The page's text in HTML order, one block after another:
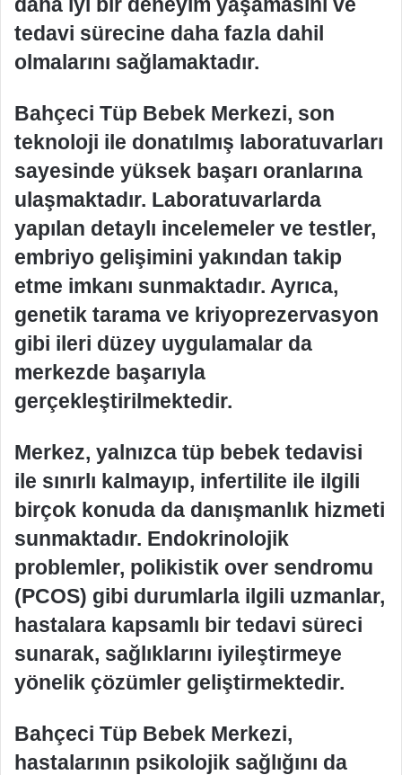
tedavi sürecine daha fazla dahil
olmalarını sağlamaktadır.
Bahçeci Tüp Bebek Merkezi, son
teknoloji ile donatılmış laboratuvarları
sayesinde yüksek başarı oranlarına
ulaşmaktadır. Laboratuvarlarda
yapılan detaylı incelemeler ve testler,
embriyo gelişimini yakından takip
etme imkanı sunmaktadır. Ayrıca,
genetik tarama ve kriyoprezervasyon
gibi ileri düzey uygulamalar da
merkezde başarıyla
gerçekleştirilmektedir.
Merkez, yalnızca tüp bebek tedavisi
ile sınırlı kalmayıp, infertilite ile ilgili
birçok konuda da danışmanlık hizmeti
sunmaktadır. Endokrinolojik
problemler, polikistik over sendromu
(PCOS) gibi durumlarla ilgili uzmanlar,
hastalara kapsamlı bir tedavi süreci
sunarak, sağlıklarını iyileştirmeye
yönelik çözümler geliştirmektedir.
Bahçeci Tüp Bebek Merkezi,
hastalarının psikolojik sağlığını da